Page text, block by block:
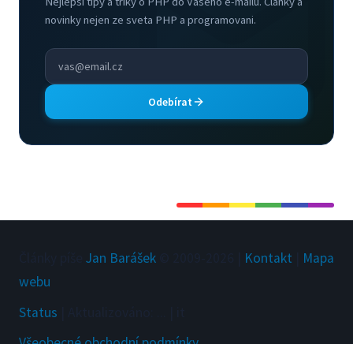
novinky nejen ze sveta PHP a programovani.
Odebírat
Jan Barášek Kontakt
Mapa
webu
Status